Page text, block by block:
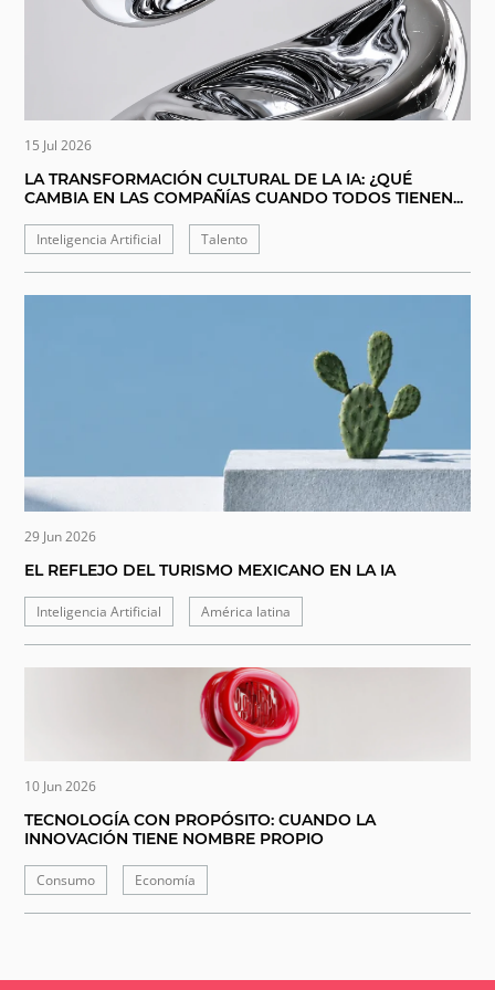
15 Jul 2026
LA TRANSFORMACIÓN CULTURAL DE LA IA: ¿QUÉ
CAMBIA EN LAS COMPAÑÍAS CUANDO TODOS TIENEN...
Inteligencia Artificial Talento
29 Jun 2026
EL REFLEJO DEL TURISMO MEXICANO EN LA IA
Inteligencia Artificial América latina
10 Jun 2026
TECNOLOGÍA CON PROPÓSITO: CUANDO LA
INNOVACIÓN TIENE NOMBRE PROPIO
Consumo Economía